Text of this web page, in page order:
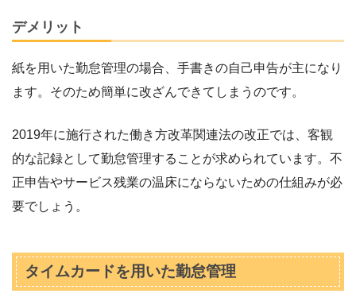
デメリット
紙を用いた勤怠管理の場合、手書きの自己申告が主になり
ます。そのため簡単に改ざんできてしまうのです。
2019年に施行された働き方改革関連法の改正では、客観
的な記録として勤怠管理することが求められています。不
正申告やサービス残業の温床にならないための仕組みが必
要でしょう。
タイムカードを用いた勤怠管理